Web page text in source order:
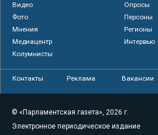
Видео
Опросы
Фото
Персоны
Мнения
Регионы
Медиацентр
Интервью
Колумнисты
Контакты Реклама Вакансии
© «Парламентская газета», 2026 г.
Электронное периодическое издание